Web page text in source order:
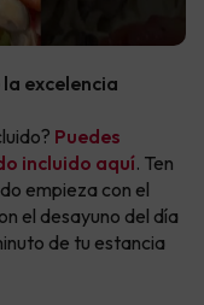
excelencia
Puedes
incluido aquí. Ten
empieza con el
el desayuno del día
de tu estancia